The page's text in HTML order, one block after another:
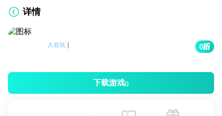
详情
人在玩 0
下载游戏()